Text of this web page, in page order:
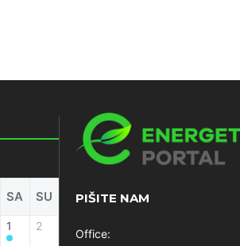
SA SU
1 2
PIŠITE NAM
Office: